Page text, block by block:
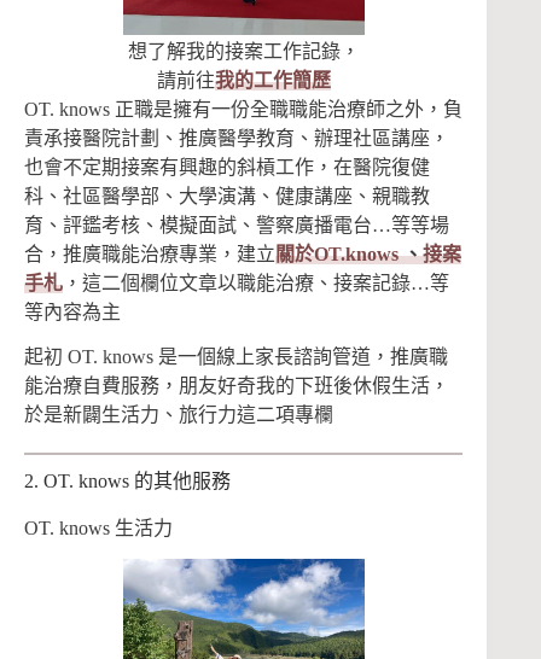
想了解我的接案工作記錄，
請前往我的工作簡歷
OT. knows 正職是擁有一份全職職能治療師之外，負
責承接醫院計劃、推廣醫學教育、辦理社區講座，
也會不定期接案有興趣的斜槓工作，在醫院復健
科、社區醫學部、大學演溝、健康講座、親職教
育、評鑑考核、模擬面試、警察廣播電台…等等場
合，推廣職能治療專業，建立關於OT.knows、接案
手札 ，這二個欄位文章以職能治療、接案記錄…等
等內容為主
起初 OT. knows 是一個線上家長諮詢管道，推廣職
能治療自費服務，朋友好奇我的下班後休假生活，
於是新闢生活力、旅行力這二項專欄
2. OT. knows 的其他服務
OT. knows 生活力